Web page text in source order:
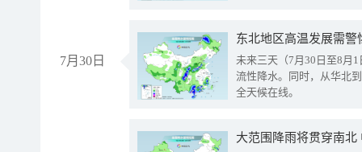
7月30日
东北地区高温发展需
未来三天（7月30日至8月
流性降水。同时，从华北
全天候在线。
大范围降雨将贯穿南